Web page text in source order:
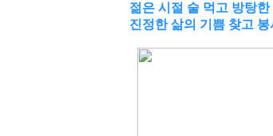
젊은 시절 술 먹고 방탕
진정한 삶의 기쁨 찾고